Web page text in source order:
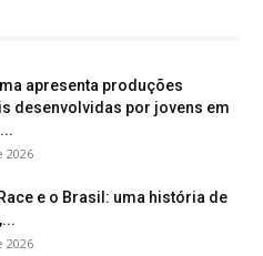
apresenta produções
desenvolvidas por jovens em
2026
e o Brasil: uma história de
2026